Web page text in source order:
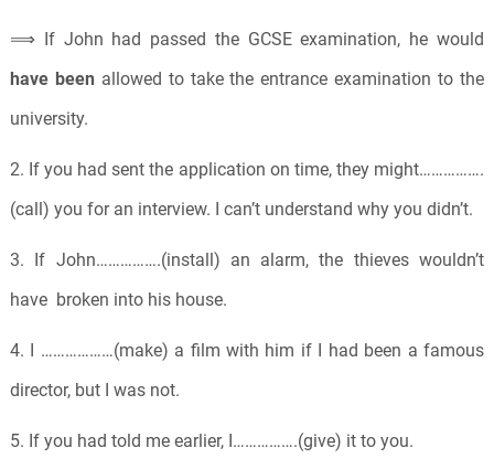
⟹ If John had passed the GCSE examination, he would
have been allowed to take the entrance examination to the
university.
2. If you had sent the application on time, they might…………….
(call) you for an interview. I can’t understand why you didn’t.
3. If John…………….(install) an alarm, the thieves wouldn’t
have broken into his house.
4. I ………………(make) a film with him if I had been a famous
director, but I was not.
5. If you had told me earlier, I…………….(give) it to you.